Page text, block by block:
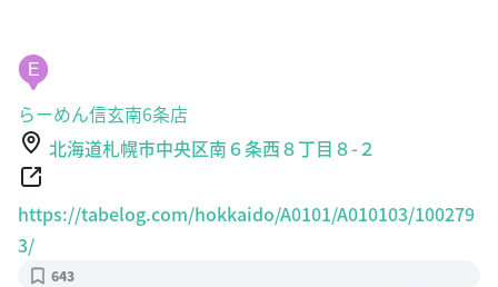
らーめん信玄南6条店
https://tabelog.com/hokkaido/A0101/A010103/100279
3/
643